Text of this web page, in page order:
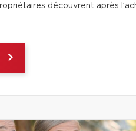
découvrent après